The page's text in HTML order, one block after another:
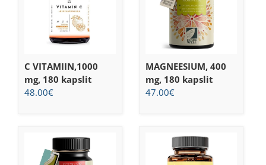
C VITAMIIN,1000
mg, 180 kapslit
48.00€
MAGNEESIUM, 400
mg, 180 kapslit
47.00€